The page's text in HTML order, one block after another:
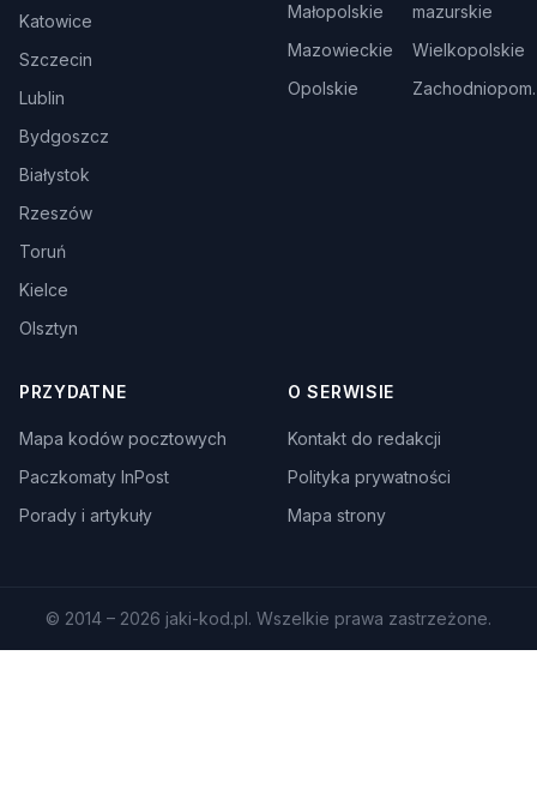
Katowice
Szczecin
Lublin
Bydgoszcz
Białystok
Rzeszów
Toruń
Kielce
Olsztyn
Małopolskie
Mazowieckie
Opolskie
mazurskie
Wielkopolskie
Zachodniopom.
PRZYDATNE
Mapa kodów pocztowych
Paczkomaty InPost
Porady i artykuły
O SERWISIE
Kontakt do redakcji
Polityka prywatności
Mapa strony
© 2014 – 2026 jaki-kod.pl. Wszelkie prawa zastrzeżone.